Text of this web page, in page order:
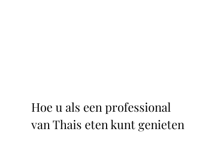
Hoe u als een professional
van Thais eten kunt genieten